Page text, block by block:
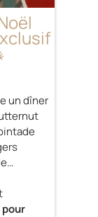
un dîner